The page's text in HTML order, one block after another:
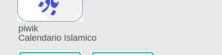
piwik
Calendario Islamico